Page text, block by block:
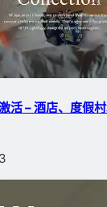
活 – 酒店、度假